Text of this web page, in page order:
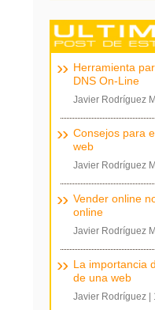
Herramienta
DNS On-Line
Javier Rodríguez
Consejos para
web
Javier Rodríguez
Vender online
online
Javier Rodríguez
La importancia
de una web
Javier Rodríguez